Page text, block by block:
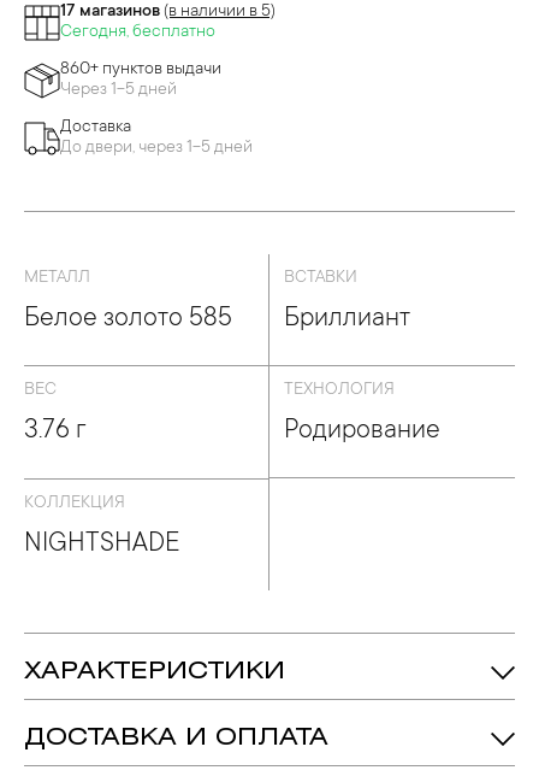
17 магазинов (в наличии в 5)
Сегодня, бесплатно
860+ пунктов выдачи
Через 1-5 дней
Доставка
До двери, через 1-5 дней
МЕТАЛЛ
Белое золото 585
ВСТАВКИ
Бриллиант
ВЕС
3.76 г
ТЕХНОЛОГИЯ
Родирование
КОЛЛЕКЦИЯ
NIGHTSHADE
ХАРАКТЕРИСТИКИ
Вставка:
Бриллиант - 7, огранка «Круг-57», цвет
ДОСТАВКА И ОПЛАТА